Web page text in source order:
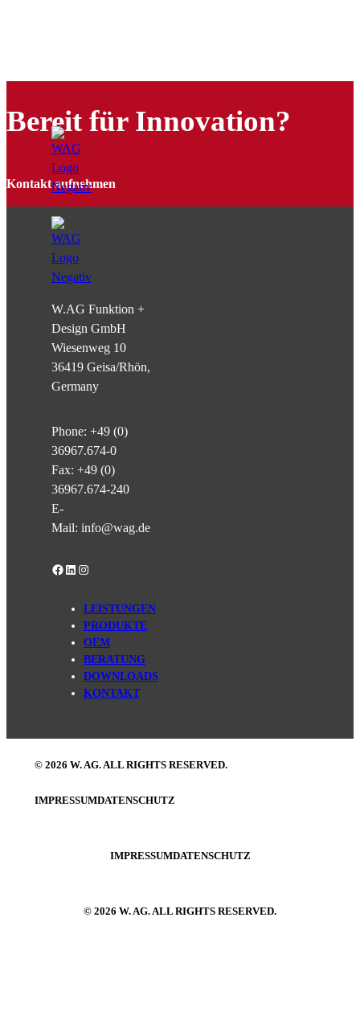
Bereit für Innovation?
Kontakt aufnehmen
W.AG Funktion +
Design GmbH
Wiesenweg 10
36419 Geisa/Rhön,
Germany
Phone: +49 (0)
36967.674-0
Fax: +49 (0)
36967.674-240
E-
Mail: info@wag.de
Facebook
LinkedIn
Instagram
LEISTUNGEN
PRODUKTE
OEM
BERATUNG
DOWNLOADS
KONTAKT
© 2026 W. AG. ALL RIGHTS RESERVED.
IMPRESSUMDATENSCHUTZ
IMPRESSUMDATENSCHUTZ
© 2026 W. AG. ALL RIGHTS RESERVED.